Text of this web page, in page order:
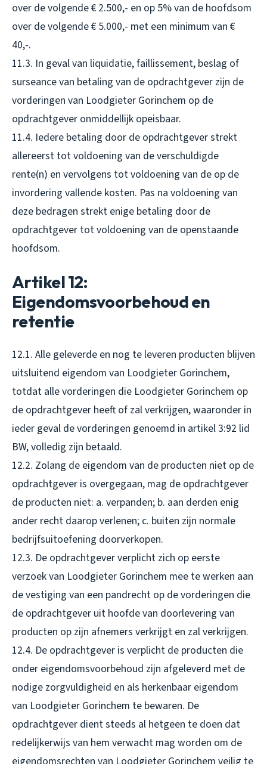
over de volgende € 2.500,- en op 5% van de hoofdsom
over de volgende € 5.000,- met een minimum van €
40,-.
11.3. In geval van liquidatie, faillissement, beslag of
surseance van betaling van de opdrachtgever zijn de
vorderingen van Loodgieter Gorinchem op de
opdrachtgever onmiddellijk opeisbaar.
11.4. Iedere betaling door de opdrachtgever strekt
allereerst tot voldoening van de verschuldigde
rente(n) en vervolgens tot voldoening van de op de
invordering vallende kosten. Pas na voldoening van
deze bedragen strekt enige betaling door de
opdrachtgever tot voldoening van de openstaande
hoofdsom.
Artikel 12:
Eigendomsvoorbehoud en
retentie
12.1. Alle geleverde en nog te leveren producten blijven
uitsluitend eigendom van Loodgieter Gorinchem,
totdat alle vorderingen die Loodgieter Gorinchem op
de opdrachtgever heeft of zal verkrijgen, waaronder in
ieder geval de vorderingen genoemd in artikel 3:92 lid
BW, volledig zijn betaald.
12.2. Zolang de eigendom van de producten niet op de
opdrachtgever is overgegaan, mag de opdrachtgever
de producten niet: a. verpanden; b. aan derden enig
ander recht daarop verlenen; c. buiten zijn normale
bedrijfsuitoefening doorverkopen.
12.3. De opdrachtgever verplicht zich op eerste
verzoek van Loodgieter Gorinchem mee te werken aan
de vestiging van een pandrecht op de vorderingen die
de opdrachtgever uit hoofde van doorlevering van
producten op zijn afnemers verkrijgt en zal verkrijgen.
12.4. De opdrachtgever is verplicht de producten die
onder eigendomsvoorbehoud zijn afgeleverd met de
nodige zorgvuldigheid en als herkenbaar eigendom
van Loodgieter Gorinchem te bewaren. De
opdrachtgever dient steeds al hetgeen te doen dat
redelijkerwijs van hem verwacht mag worden om de